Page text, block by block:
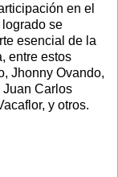
en el
se
esencial de la
entre estos
Jhonny Ovando,
Juan Carlos
y otros.